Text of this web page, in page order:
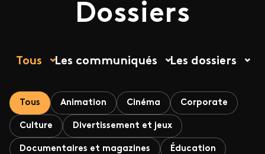
Dossiers
Tous Les communiqués Les dossiers
Tous Animation Cinéma Corporate
Culture Divertissement et jeux
Documentaires et magazines Éducation